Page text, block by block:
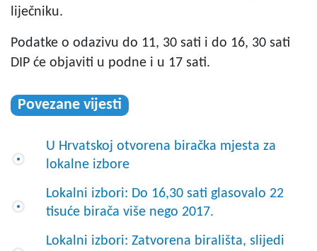
liječniku.
Podatke o odazivu do 11, 30 sati i do 16, 30 sati
DIP će objaviti u podne i u 17 sati.
Povezane vijesti
U Hrvatskoj otvorena biračka mjesta za
lokalne izbore
Lokalni izbori: Do 16,30 sati glasovalo 22
tisuće birača više nego 2017.
Lokalni izbori: Zatvorena birališta, slijedi